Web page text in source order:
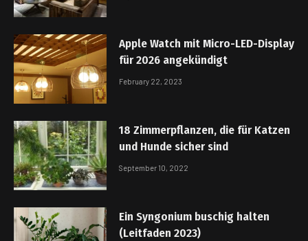
Apple Watch mit Micro-LED-Display
für 2026 angekündigt
February 22, 2023
18 Zimmerpflanzen, die für Katzen
und Hunde sicher sind
September 10, 2022
Ein Syngonium buschig halten
(Leitfaden 2023)